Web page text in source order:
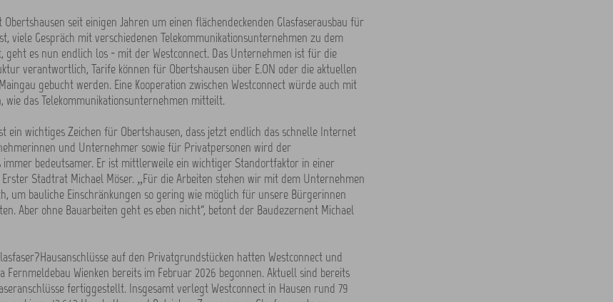
Obertshausen seit einigen Jahren um einen flächendeckenden Glasfaserausbau für
viele Gespräch mit verschiedenen Telekommunikationsunternehmen zu dem
geht es nun endlich los - mit der Westconnect. Das Unternehmen ist für die
verantwortlich, Tarife können für Obertshausen über E.ON oder die aktuellen
gebucht werden. Eine Kooperation zwischen Westconnect würde auch mit
wie das Telekommunikationsunternehmen mitteilt.
ein wichtiges Zeichen für Obertshausen, dass jetzt endlich das schnelle Internet
und Unternehmer sowie für Privatpersonen wird der
immer bedeutsamer. Er ist mittlerweile ein wichtiger Standortfaktor in einer
Erster Stadtrat Michael Möser. „Für die Arbeiten stehen wir mit dem Unternehmen
um bauliche Einschränkungen so gering wie möglich für unsere Bürgerinnen
Aber ohne Bauarbeiten geht es eben nicht“, betont der Baudezernent Michael
auf den Privatgrundstücken hatten Westconnect und
Wienken bereits im Februar 2026 begonnen. Aktuell sind bereits
fertiggestellt. Insgesamt verlegt Westconnect in Hausen rund 79